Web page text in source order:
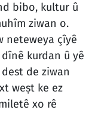
bibo, kultur û
ziwan o.
neteweya çîyê
kurdan û yê
de ziwan
weṣt ke ez
xo rê